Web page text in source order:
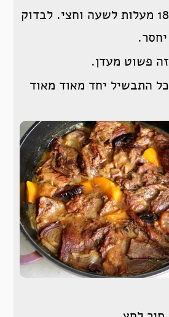
מכניסים לתנור 180 מעלות לשעה וחצי. לבדוק
פשוט מעדן.
התבשיל יחד מאוד מאוד